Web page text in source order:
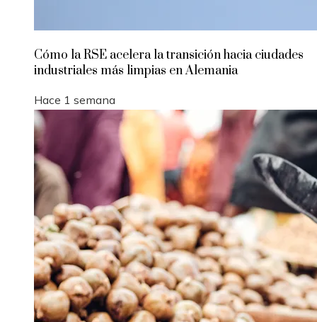
Cómo la RSE acelera la transición hacia ciudades
industriales más limpias en Alemania
Hace 1 semana